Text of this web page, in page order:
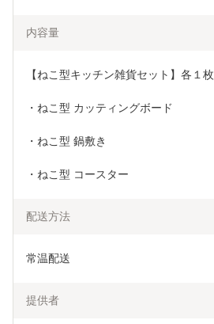
内容量
【ねこ型キッチン雑貨セット】各１枚
・ねこ型 カッティングボード
・ねこ型 鍋敷き
・ねこ型 コースター
配送方法
常温配送
提供者